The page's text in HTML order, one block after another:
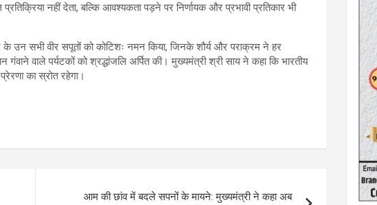
नहीं देता, बल्कि आवश्यकता पड़ने पर निर्णायक और प्रभावी प्रतिकार भी
के उन सभी वीर सपूतों को कोटिशः नमन किया, जिनके शौर्य और पराक्रम ने हर
वाले पर्यटकों को श्रद्धांजलि अर्पित की। मुख्यमंत्री श्री साय ने कहा कि भारतीय
का स्रोत रहेगा।
आम की छांव में बदले सपनों के मायने: मुख्यमंत्री ने कहा अब